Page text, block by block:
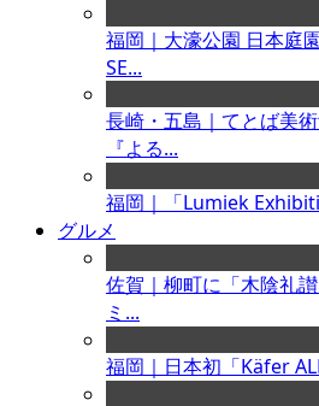
福岡｜大濠公園 日本庭
SE...
長崎・五島｜てとば美
『よる...
福岡｜「Lumiek
グルメ
佐賀｜柳町に「木陰礼
ミ...
福岡｜日本初「Käfer